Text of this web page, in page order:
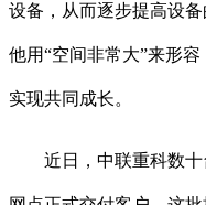
设备，从而逐步提高设
他用“空间非常大”来形
实现共同成长。
近日，中联重科数十